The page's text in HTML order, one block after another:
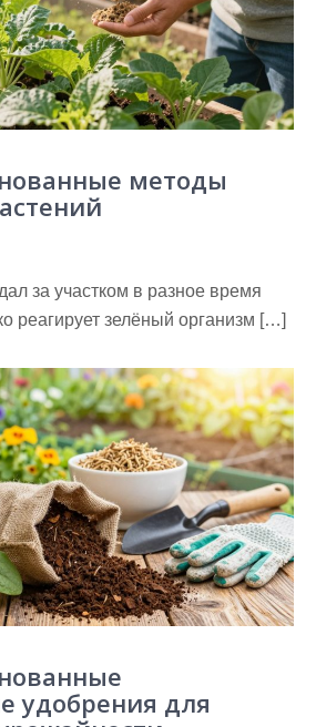
методы
за участком в разное время
реагирует зелёный организм […]
удобрения для